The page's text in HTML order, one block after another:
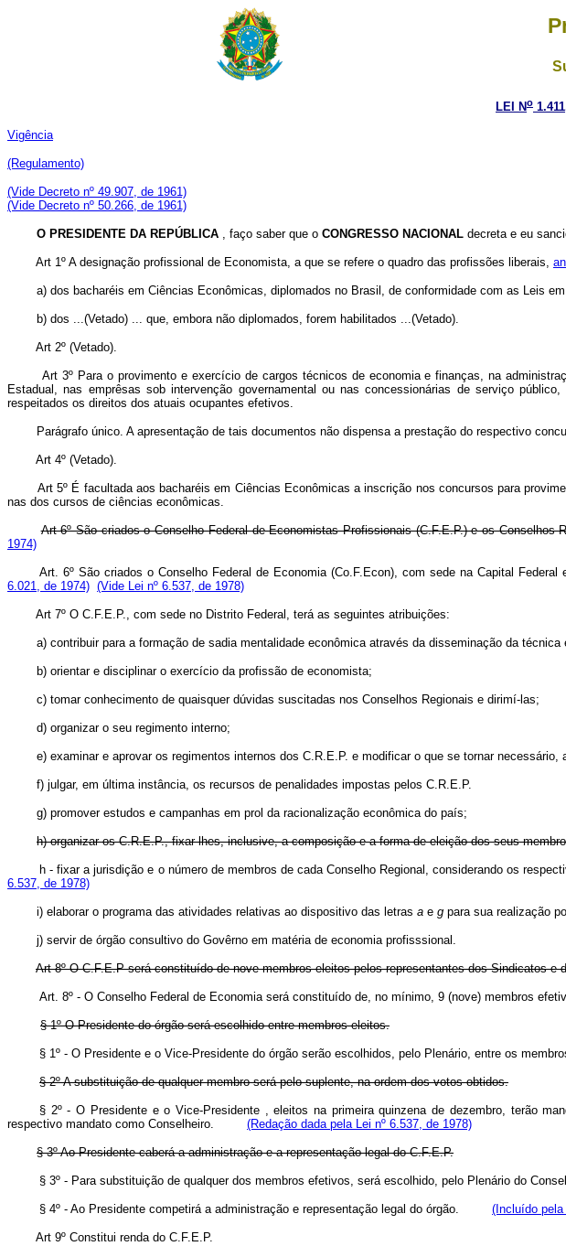
LEI No
Vigência
(Regulamento)
(Vide Decreto nº 49.907, de 1961)
(Vide Decreto nº 50.266, de 1961)
O PRESIDENTE DA REPÚBLICA , faço saber que o CONGRESSO NACIONAL decreta e eu
Art 1º A designação profissional de Economista, a que se refere o quadro das profissões liberais,
a) dos bacharéis em Ciências Econômicas, diplomados no Brasil, de conformidade com as Leis em
b) dos ...(Vetado) ... que, embora não diplomados, forem habilitados ...(Vetado).
Art 2º (Vetado).
Art 3º Para o provimento e exercício de cargos técnicos de economia e finanças, na
Estadual, nas emprêsas sob intervenção governamental ou nas concessionárias de serviço
respeitados os direitos dos atuais ocupantes efetivos.
Parágrafo único. A apresentação de tais documentos não dispensa a prestação do respectivo
Art 4º (Vetado).
Art 5º É facultada aos bacharéis em Ciências Econômicas a inscrição nos concursos para
nas dos cursos de ciências econômicas.
Art 6º São criados o Conselho Federal de Economistas Profissionais (C.F.E.P.) e os
1974)
Art. 6º São criados o Conselho Federal de Economia (Co.F.Econ), com sede na Capital
6.021, de 1974) (Vide Lei nº 6.537, de 1978)
Art 7º O C.F.E.P., com sede no Distrito Federal, terá as seguintes atribuições:
a) contribuir para a formação de sadia mentalidade econômica através da disseminação da
b) orientar e disciplinar o exercício da profissão de economista;
c) tomar conhecimento de quaisquer dúvidas suscitadas nos Conselhos Regionais e dirimí-las;
d) organizar o seu regimento interno;
e) examinar e aprovar os regimentos internos dos C.R.E.P. e modificar o que se tornar
f) julgar, em última instância, os recursos de penalidades impostas pelos C.R.E.P.
g) promover estudos e campanhas em prol da racionalização econômica do país;
h) organizar os C.R.E.P., fixar-lhes, inclusive, a composição e a forma de eleição dos seus
h - fixar a jurisdição e o número de membros de cada Conselho Regional, considerando os
6.537, de 1978)
i) elaborar o programa das atividades relativas ao dispositivo das letras a e g para sua realização
j) servir de órgão consultivo do Govêrno em matéria de economia profisssional.
Art 8º O C.F.E.P será constituído de nove membros eleitos pelos representantes dos Sindicatos
Art. 8º - O Conselho Federal de Economia será constituído de, no mínimo, 9 (nove) membros
§ 1º O Presidente do órgão será escolhido entre membros eleitos.
§ 1º - O Presidente e o Vice-Presidente do órgão serão escolhidos, pelo Plenário, entre os
§ 2º A substituição de qualquer membro será pelo suplente, na ordem dos votos obtidos.
§ 2º - O Presidente e o Vice-Presidente , eleitos na primeira quinzena de dezembro, terão
respectivo mandato como Conselheiro. (Redação dada pela Lei nº 6.537, de 1978)
§ 3º Ao Presidente caberá a administração e a representação legal do C.F.E.P.
§ 3º - Para substituição de qualquer dos membros efetivos, será escolhido, pelo Plenário do
§ 4º - Ao Presidente competirá a administração e representação legal do órgão. (Incluído pela
Art 9º Constitui renda do C.F.E.P.